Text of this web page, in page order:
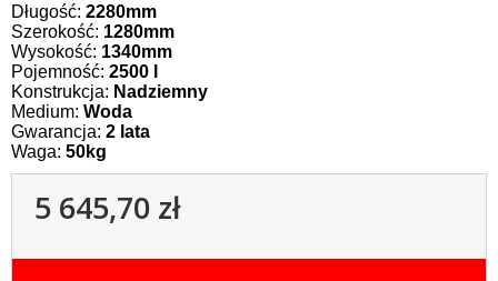
Długość: 2280mm
Szerokość: 1280mm
Wysokość: 1340mm
Pojemność: 2500 l
Konstrukcja: Nadziemny
Medium: Woda
Gwarancja: 2 lata
Waga: 50kg
5 645,70 zł